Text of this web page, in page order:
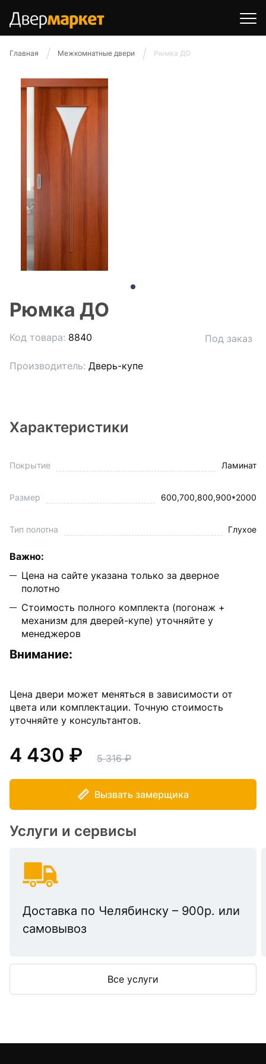
Главная Межкомнатные двери Рюмка ДО
Рюмка ДО
Код товара: 8840
Производитель: Дверь-купе
Под заказ
Характеристики
Покрытие Ламинат
Размер 600,700,800,900*2000
Тип полотна Глухое
Важно:
Цена на сайте указана только за дверное
полотно
Стоимость полного комплекта (погонаж +
механизм для дверей-купе) уточняйте у
менеджеров
Внимание:
Цена двери может меняться в зависимости от
цвета или комплектации. Точную стоимость
уточняйте у консультантов.
4 430 5 316
Вызвать замерщика
Услуги и сервисы
Доставка по Челябинску – 900р. или
самовывоз
Все услуги